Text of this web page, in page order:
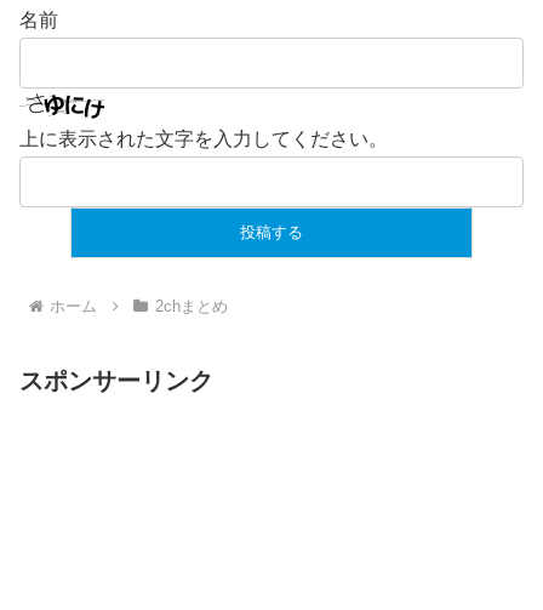
名前
上に表示された文字を入力してください。
ホーム 2chまとめ
スポンサーリンク